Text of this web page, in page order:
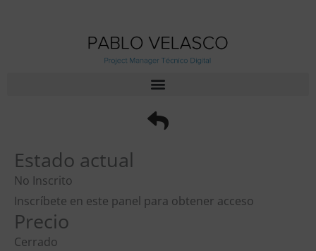
Estado actual
No Inscrito
Inscríbete en este panel para obtener acceso
Precio
Cerrado